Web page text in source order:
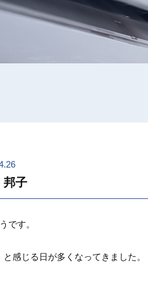
子
です。
感じる日が多くなってきました。